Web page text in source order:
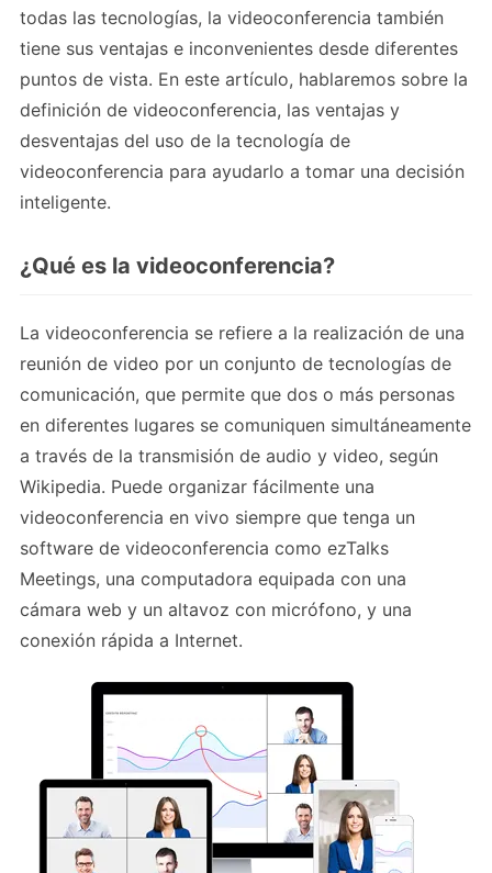
todas las tecnologías, la videoconferencia también
tiene sus ventajas e inconvenientes desde diferentes
puntos de vista. En este artículo, hablaremos sobre la
definición de videoconferencia, las ventajas y
desventajas del uso de la tecnología de
videoconferencia para ayudarlo a tomar una decisión
inteligente.
¿Qué es la videoconferencia?
La videoconferencia se refiere a la realización de una
reunión de video por un conjunto de tecnologías de
comunicación, que permite que dos o más personas
en diferentes lugares se comuniquen simultáneamente
a través de la transmisión de audio y video, según
Wikipedia. Puede organizar fácilmente una
videoconferencia en vivo siempre que tenga un
software de videoconferencia como ezTalks
Meetings, una computadora equipada con una
cámara web y un altavoz con micrófono, y una
conexión rápida a Internet.